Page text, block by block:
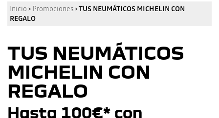
Inicio › Promociones›TUS NEUMÁTICOS MICHELIN CON
REGALO
TUS NEUMÁTICOS
MICHELIN CON
REGALO
Hasta 100€* con